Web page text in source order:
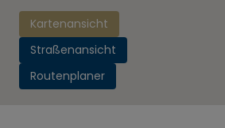
Kartenansicht
Straßenansicht
Routenplaner